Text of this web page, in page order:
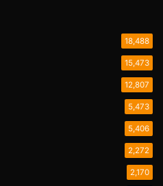
18,488
15,473
12,807
5,473
5,406
2,272
2,170